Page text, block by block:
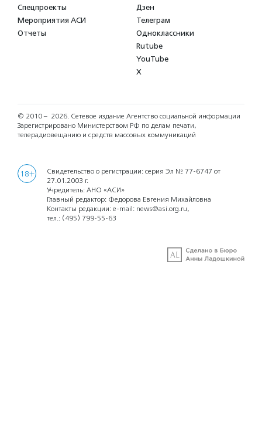
Спецпроекты
Мероприятия АСИ
Отчеты
Дзен
Телеграм
Одноклассники
Rutube
YouTube
X
© 2010 – 2026. Сетевое издание Агентство социальной информации
Зарегистрировано Министерством РФ по делам печати,
телерадиовещанию и средств массовых коммуникаций
18+
Свидетельство о регистрации: серия Эл № 77-6747 от
27.01.2003 г.
Учредитель: АНО «АСИ»
Главный редактор: Федорова Евгения Михайловна
Контакты редакции: e-mail: news@asi.org.ru,
тел.: (495) 799-55-63